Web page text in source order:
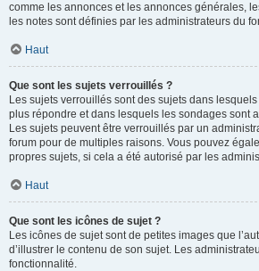
comme les annonces et les annonces générales,
les notes sont définies par les administrateurs du
Haut
Que sont les sujets verrouillés ?
Les sujets verrouillés sont des sujets dans
plus répondre et dans lesquels les sondages sont
Les sujets peuvent être verrouillés par un
forum pour de multiples raisons. Vous pouvez
propres sujets, si cela a été autorisé par les
Haut
Que sont les icônes de sujet ?
Les icônes de sujet sont de petites images que
d’illustrer le contenu de son sujet. Les
fonctionnalité.